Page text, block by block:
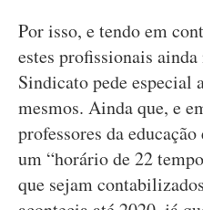
Por isso, e tendo em
estes profissionais
Sindicato pede especial
mesmos. Ainda que, e
professores da
um “horário de 22
que sejam